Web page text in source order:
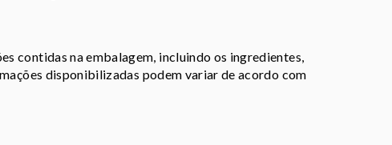
contidas na embalagem, incluindo os ingredientes,
disponibilizadas podem variar de acordo com